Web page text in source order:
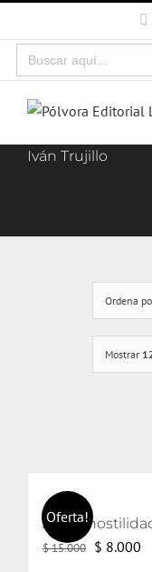
al
contenido
Buscar:
Iván Trujillo
Ordena
Mostrar
Oferta!
$15.000 El
$ 8.000